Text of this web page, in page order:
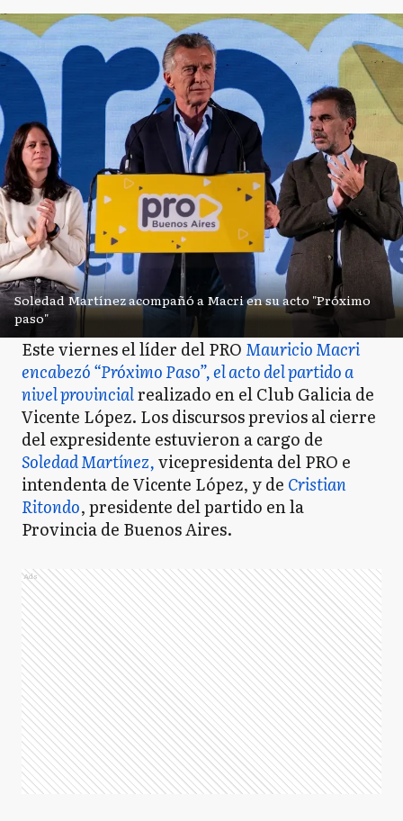
Soledad Martínez acompañó a Macri en su acto "Próximo
paso"
Este viernes el líder del PRO Mauricio Macri
encabezó “Próximo Paso”, el acto del partido a
nivel provincialrealizado en el Club Galicia de
Vicente López. Los discursos previos al cierre
del expresidente estuvieron a cargo de
Soledad Martínez,vicepresidenta del PRO e
intendenta de Vicente López, y de Cristian
Ritondo, presidente del partido en la
Provincia de Buenos Aires.
Ads